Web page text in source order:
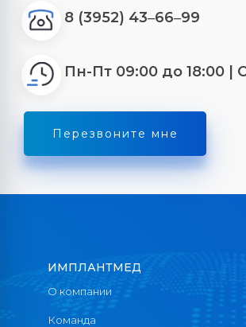
Нижняя
Перезвоните мне
ИМПЛАНТМЕД
О компании
Команда